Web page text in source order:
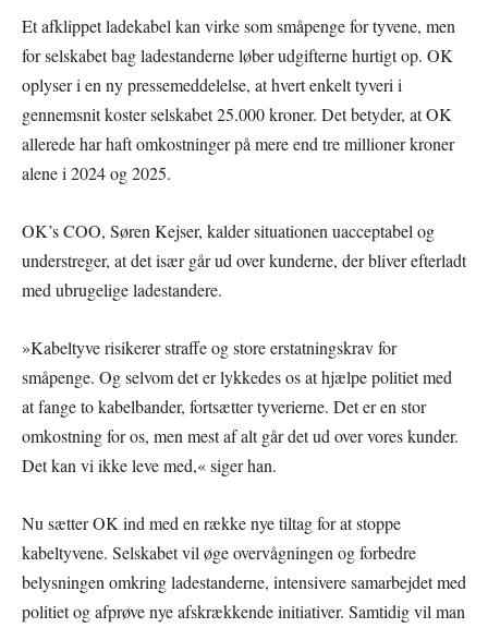
Et afklippet ladekabel kan virke som småpenge for tyvene, men
for selskabet bag ladestanderne løber udgifterne hurtigt op. OK
oplyser i en ny pressemeddelelse, at hvert enkelt tyveri i
gennemsnit koster selskabet 25.000 kroner. Det betyder, at OK
allerede har haft omkostninger på mere end tre millioner kroner
alene i 2024 og 2025.
OK’s COO, Søren Kejser, kalder situationen uacceptabel og
understreger, at det især går ud over kunderne, der bliver efterladt
med ubrugelige ladestandere.
»Kabeltyve risikerer straffe og store erstatningskrav for
småpenge. Og selvom det er lykkedes os at hjælpe politiet med
at fange to kabelbander, fortsætter tyverierne. Det er en stor
omkostning for os, men mest af alt går det ud over vores kunder.
Det kan vi ikke leve med,« siger han.
Nu sætter OK ind med en række nye tiltag for at stoppe
kabeltyvene. Selskabet vil øge overvågningen og forbedre
belysningen omkring ladestanderne, intensivere samarbejdet med
politiet og afprøve nye afskrækkende initiativer. Samtidig vil man